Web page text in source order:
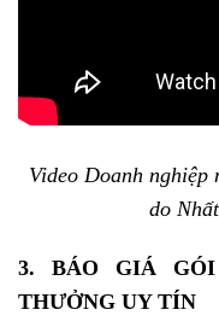
Video Doanh
do
3. BÁO GIÁ
THƯỞNG UY TÍN